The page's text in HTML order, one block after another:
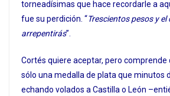
torneadísimas que hace recordarle a
fue su perdición. “Trescientos pesos y
arrepentirás”.
Cortés quiere aceptar, pero comprende
sólo una medalla de plata que minutos
echando volados a Castilla o León